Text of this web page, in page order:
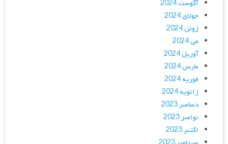
آگوست 2024
جولای 2024
ژوئن 2024
می 2024
آوریل 2024
مارس 2024
فوریه 2024
ژانویه 2024
دسامبر 2023
نوامبر 2023
اکتبر 2023